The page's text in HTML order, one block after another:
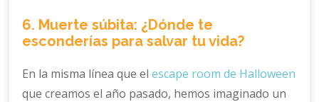
6. Muerte súbita: ¿Dónde te
esconderías para salvar tu vida?
En la misma línea que elescape room de Halloween
que creamos el año pasado, hemos imaginado un